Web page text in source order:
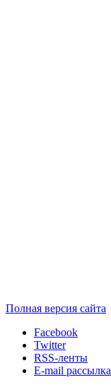
Полная версия сайта
Facebook
Twitter
RSS-ленты
E-mail рассылка